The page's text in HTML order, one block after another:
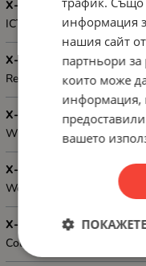
Х-КА 2
ICT Height: 1U
Х-КА 3
Required amount of
Х-КА 4
Width: 482.6 mm, Height
Х-КА 5
Weight: 0.28 kg
Х-КА 6
Color: Black RAL9004
информация
нашия сайт
партньори
които може
информация,
вашето